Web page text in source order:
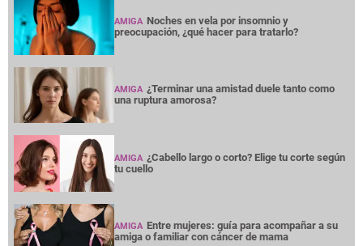
AMIGA Noches en vela por insomnio y
preocupación, ¿qué hacer para tratarlo?
AMIGA ¿Terminar una amistad duele tanto como
una ruptura amorosa?
AMIGA ¿Cabello largo o corto? Elige tu corte según
tu cuello
AMIGA Entre mujeres: guía para acompañar a su
amiga o familiar con cáncer de mama